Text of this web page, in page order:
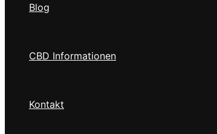
Blog
CBD Informationen
Kontakt